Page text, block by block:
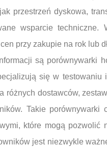
przestrzeń dyskowa,
wsparcie
przy zakupie na rok lub
są porównywarki
się w testowaniu
różnych dostawców,
Takie porównywarki
które mogą pozwolić
jest niezwykle